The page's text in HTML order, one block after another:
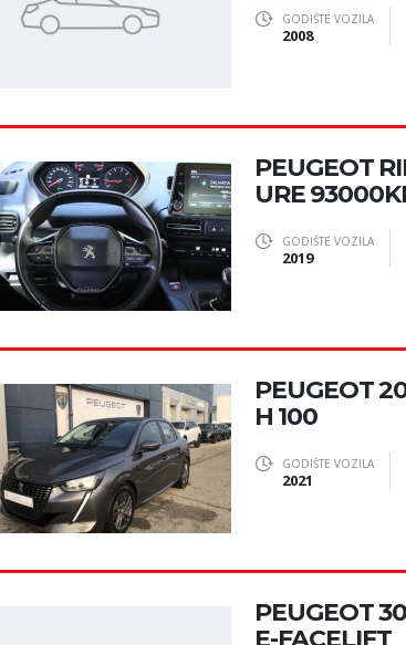
GODIŠTE VOZILA
2008
PEUGEOT
URE
GODIŠTE VOZILA
2019
PEUGEOT
H 100
GODIŠTE VOZILA
2021
PEUGEOT
E-FACELIFT